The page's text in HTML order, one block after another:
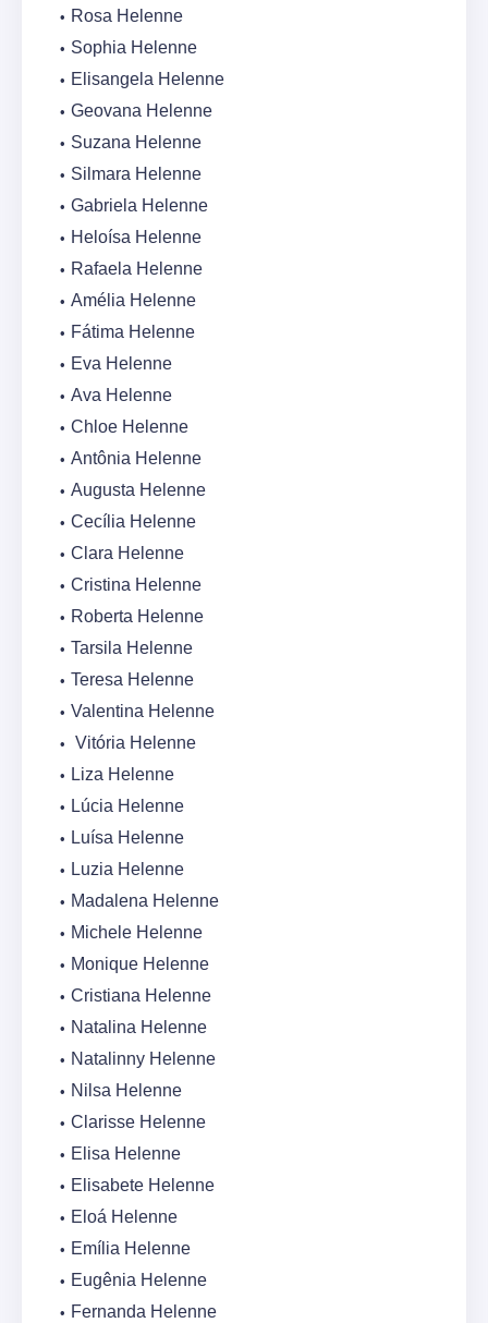
Rosa Helenne
Sophia Helenne
Elisangela Helenne
Geovana Helenne
Suzana Helenne
Silmara Helenne
Gabriela Helenne
Heloísa Helenne
Rafaela Helenne
Amélia Helenne
Fátima Helenne
Eva Helenne
Ava Helenne
Chloe Helenne
Antônia Helenne
Augusta Helenne
Cecília Helenne
Clara Helenne
Cristina Helenne
Roberta Helenne
Tarsila Helenne
Teresa Helenne
Valentina Helenne
Vitória Helenne
Liza Helenne
Lúcia Helenne
Luísa Helenne
Luzia Helenne
Madalena Helenne
Michele Helenne
Monique Helenne
Cristiana Helenne
Natalina Helenne
Natalinny Helenne
Nilsa Helenne
Clarisse Helenne
Elisa Helenne
Elisabete Helenne
Eloá Helenne
Emília Helenne
Eugênia Helenne
Fernanda Helenne